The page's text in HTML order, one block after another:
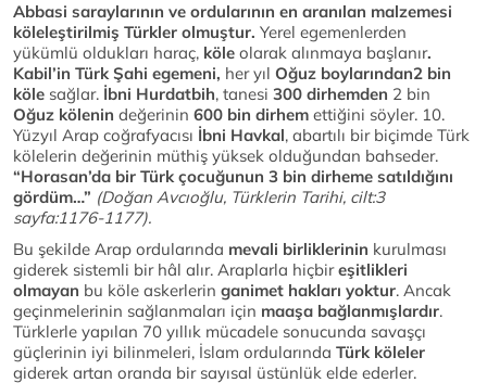
Abbasi saraylarının ve ordularının en aranılan malzemesi
köleleştirilmiş Türkler olmuştur. Yerel egemenlerden
yükümlü oldukları haraç, köle olarak alınmaya başlanır.
Kabil’in Türk Şahi egemeni, her yıl Oğuz boylarından2 bin
köle sağlar. İbni Hurdatbih, tanesi 300 dirhemden 2 bin
Oğuz kölenin değerinin 600 bin dirhem ettiğini söyler. 10.
Yüzyıl Arap coğrafyacısı İbni Havkal, abartılı bir biçimde Türk
kölelerin değerinin müthiş yüksek olduğundan bahseder.
“Horasan’da bir Türk çocuğunun 3 bin dirheme satıldığını
gördüm…” (Doğan Avcıoğlu, Türklerin Tarihi, cilt:3
sayfa:1176-1177).
Bu şekilde Arap ordularında mevali birliklerinin kurulması
giderek sistemli bir hâl alır. Araplarla hiçbireşitlikleri
olmayan bu köle askerlerin ganimet hakları yoktur. Ancak
geçinmelerinin sağlanmaları için maaşa bağlanmışlardır.
Türklerle yapılan 70 yıllık mücadele sonucunda savaşçı
güçlerinin iyi bilinmeleri, İslam ordularında Türk köleler
giderek artan oranda bir sayısal üstünlük elde ederler.